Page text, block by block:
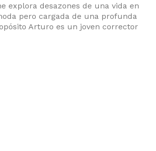
explora desazones de una vida en
pero cargada de una profunda
Arturo es un joven corrector